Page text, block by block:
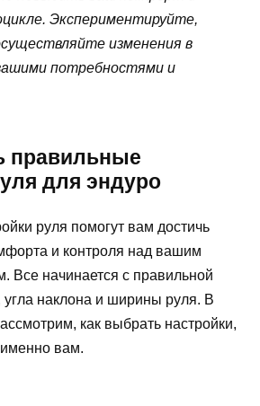
Экспериментируйте,
изменения в
потребностями и
правильные
для эндуро
руля помогут вам достичь
и контроля над вашим
Все начинается с правильной
угла наклона и ширины руля. В
как выбрать настройки,
вам.